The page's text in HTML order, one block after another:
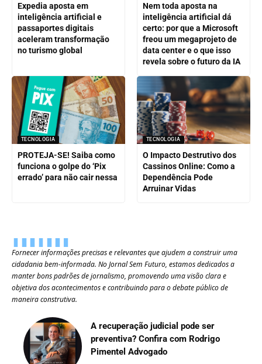
Expedia aposta em
inteligência artificial e
passaportes digitais
aceleram transformação
no turismo global
Nem toda aposta na
inteligência artificial dá
certo: por que a Microsoft
freou um megaprojeto de
data center e o que isso
revela sobre o futuro da IA
TECNOLOGIA
PROTEJA-SE! Saiba como
funciona o golpe do ‘Pix
errado’ para não cair nessa
TECNOLOGIA
O Impacto Destrutivo dos
Cassinos Online: Como a
Dependência Pode
Arruinar Vidas
Fornecer informações precisas e relevantes que ajudem a construir uma
cidadania bem-informada. No Jornal Sem Futuro, estamos dedicados a
manter bons padrões de jornalismo, promovendo uma visão clara e
objetiva dos acontecimentos e contribuindo para o debate público de
maneira construtiva.
A recuperação judicial pode ser
preventiva? Confira com Rodrigo
Pimentel Advogado